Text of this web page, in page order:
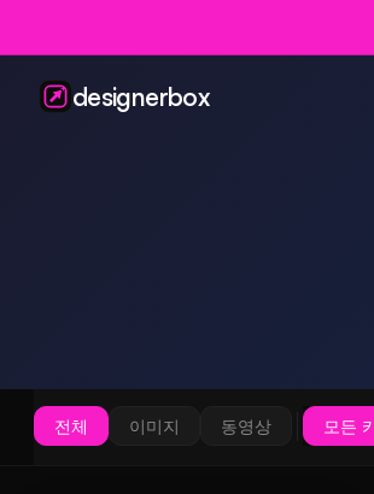
designerbox
전체 이미지 동영상 모든